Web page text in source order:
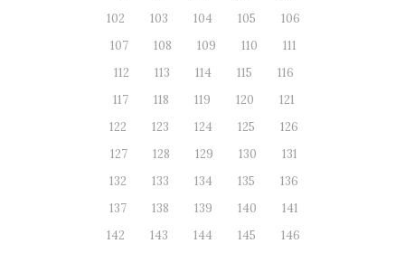
102
103 104 105
106
107
108 109 110
111
112
113 114 115
116
117
118 119 120
121
122
123 124 125
126
127
128 129 130
131
132
133 134 135
136
137
138 139 140
141
142
143 144 145
146